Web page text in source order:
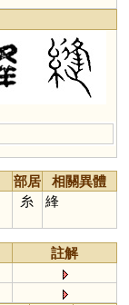
部居
相關異體
糸 綘
註解